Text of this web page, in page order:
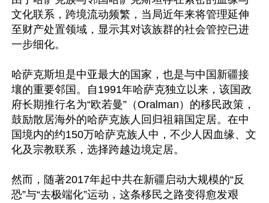
文化联系，跨境流动频繁，当局近年来将管理延伸
至财产处置领域，显示其对该族群的社会管控已进
一步细化。
哈萨克斯坦是中亚最大的国家，也是与中国新疆接
壤的重要邻国。自1991年哈萨克独立以来，该国政
府长期推行名为“欧若曼”（Oralman）的移民政策，
鼓励散居海外的哈萨克族人回归祖籍国定居。在中
国境内的约150万哈萨克族人中，不少人因血缘、文
化及宗教联系，选择跨越边境定居。
然而，随著2017年起中共在新疆启动大规模的“反
恐”与“去极端化”运动，这条移民之路变得愈发艰